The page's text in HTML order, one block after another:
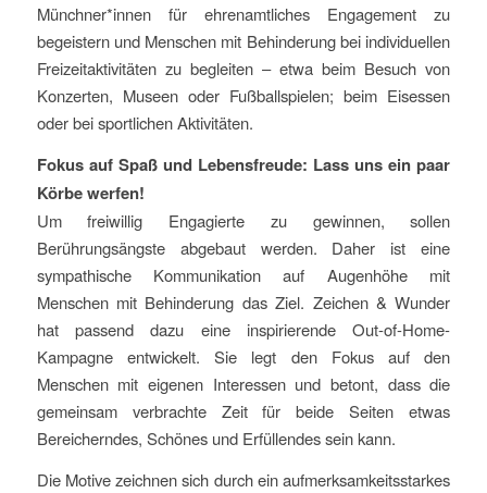
Münchner*innen für ehrenamtliches Engagement zu
begeistern und Menschen mit Behinderung bei individuellen
Freizeitaktivitäten zu begleiten – etwa beim Besuch von
Konzerten, Museen oder Fußballspielen; beim Eisessen
oder bei sportlichen Aktivitäten.
Fokus auf Spaß und Lebensfreude: Lass uns ein paar
Körbe werfen!
Um freiwillig Engagierte zu gewinnen, sollen
Berührungsängste abgebaut werden. Daher ist eine
sympathische Kommunikation auf Augenhöhe mit
Menschen mit Behinderung das Ziel. Zeichen & Wunder
hat passend dazu eine inspirierende Out-of-Home-
Kampagne entwickelt. Sie legt den Fokus auf den
Menschen mit eigenen Interessen und betont, dass die
gemeinsam verbrachte Zeit für beide Seiten etwas
Bereicherndes, Schönes und Erfüllendes sein kann.
Die Motive zeichnen sich durch ein aufmerksamkeitsstarkes